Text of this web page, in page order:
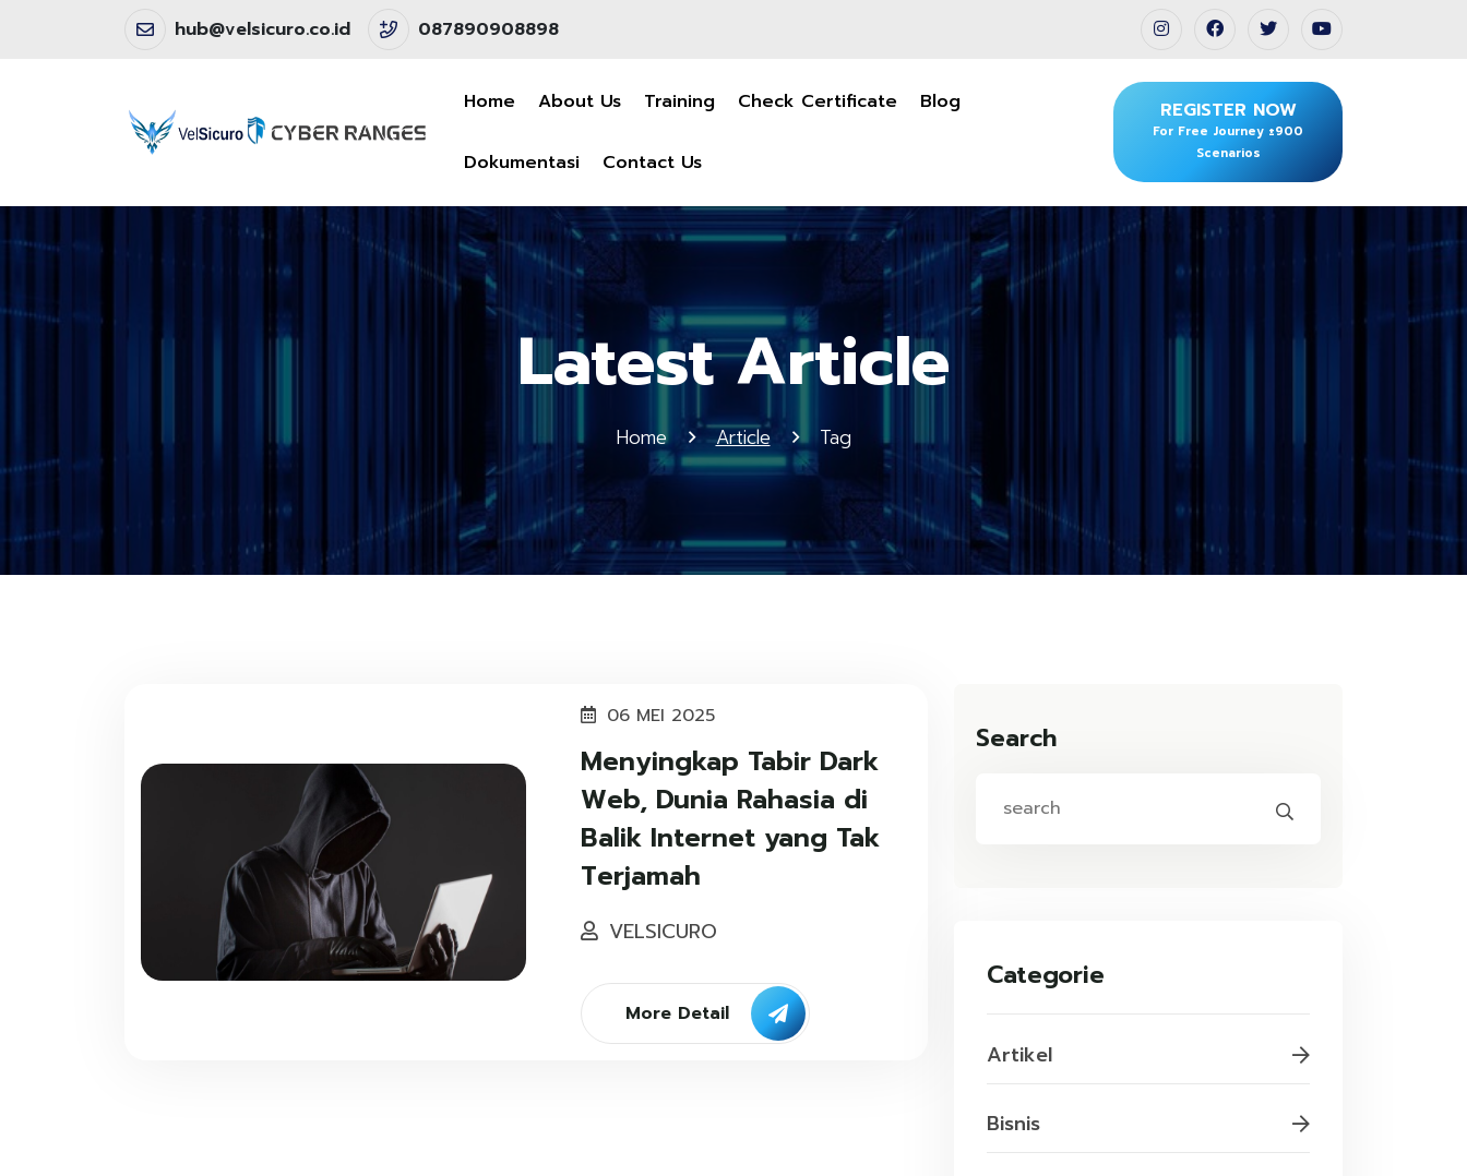
hub@velsicuro.co.id 087890908898
Home About Us Training Check Certificate Blog
Dokumentasi Contact Us
REGISTER NOW
For Free Journey ±900
Scenarios
Latest Article
Home Article Tag
06 MEI 2025
Menyingkap Tabir Dark
Web, Dunia Rahasia di
Balik Internet yang Tak
Terjamah
VELSICURO
More Detail
Search
Categorie
Artikel
Bisnis